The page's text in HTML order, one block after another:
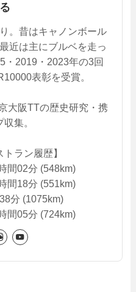
。昔はキャノンボール
近は主にブルベを走っ
・2019・2023年の3回
表彰を受賞。
大阪TTの歴史研究・携
集。
トラン履歴】
間02分 (548km)
間18分 (551km)
分 (1075km)
間05分 (724km)